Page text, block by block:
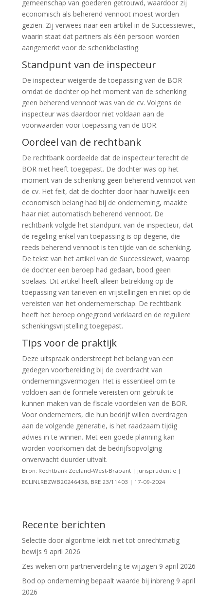
gemeenschap van goederen getrouwd, waardoor zij
economisch als beherend vennoot moest worden
gezien. Zij verwees naar een artikel in de Successiewet,
waarin staat dat partners als één persoon worden
aangemerkt voor de schenkbelasting.
Standpunt van de inspecteur
De inspecteur weigerde de toepassing van de BOR
omdat de dochter op het moment van de schenking
geen beherend vennoot was van de cv. Volgens de
inspecteur was daardoor niet voldaan aan de
voorwaarden voor toepassing van de BOR.
Oordeel van de rechtbank
De rechtbank oordeelde dat de inspecteur terecht de
BOR niet heeft toegepast. De dochter was op het
moment van de schenking geen beherend vennoot van
de cv. Het feit, dat de dochter door haar huwelijk een
economisch belang had bij de onderneming, maakte
haar niet automatisch beherend vennoot. De
rechtbank volgde het standpunt van de inspecteur, dat
de regeling enkel van toepassing is op degene, die
reeds beherend vennoot is ten tijde van de schenking.
De tekst van het artikel van de Successiewet, waarop
de dochter een beroep had gedaan, bood geen
soelaas. Dit artikel heeft alleen betrekking op de
toepassing van tarieven en vrijstellingen en niet op de
vereisten van het ondernemerschap. De rechtbank
heeft het beroep ongegrond verklaard en de reguliere
schenkingsvrijstelling toegepast.
Tips voor de praktijk
Deze uitspraak onderstreept het belang van een
gedegen voorbereiding bij de overdracht van
ondernemingsvermogen. Het is essentieel om te
voldoen aan de formele vereisten om gebruik te
kunnen maken van de fiscale voordelen van de BOR.
Voor ondernemers, die hun bedrijf willen overdragen
aan de volgende generatie, is het raadzaam tijdig
advies in te winnen. Met een goede planning kan
worden voorkomen dat de bedrijfsopvolging
onverwacht duurder uitvalt.
Bron: Rechtbank Zeeland-West-Brabant | jurisprudentie |
ECLINLRBZWB20246438, BRE 23/11403 | 17-09-2024
Recente berichten
Selectie door algoritme leidt niet tot onrechtmatig
bewijs 9 april 2026
Zes weken om partnerverdeling te wijzigen 9 april 2026
Bod op onderneming bepaalt waarde bij inbreng 9 april
2026